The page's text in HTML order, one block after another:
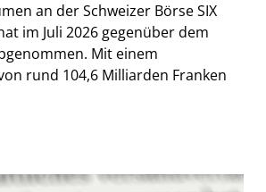
an der Schweizer Börse SIX
im Juli 2026 gegenüber dem
Mit einem
rund 104,6 Milliarden Franken